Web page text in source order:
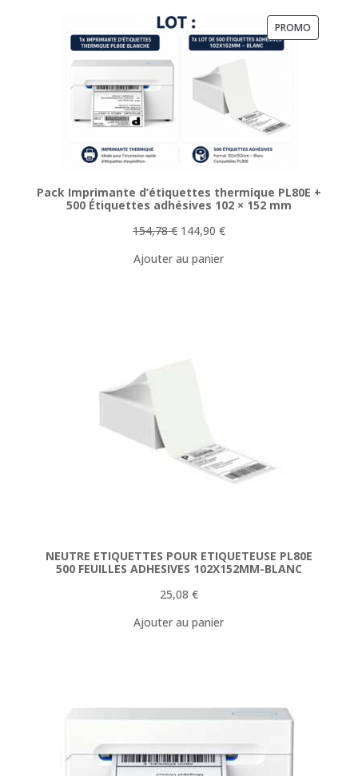
PROMO
Pack Imprimante d’étiquettes thermique PL80E +
500 Étiquettes adhésives 102 × 152 mm
154,78€ Le
initial
144,90 €Le
Ajouter au panier
NEUTRE ETIQUETTES POUR ETIQUETEUSE PL80E
500 FEUILLES ADHESIVES 102X152MM-BLANC
25,08 €
Ajouter au panier